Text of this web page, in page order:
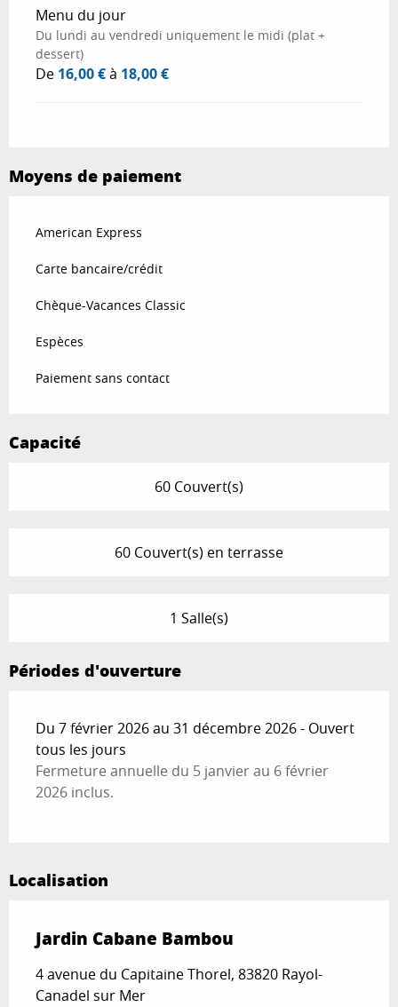
Menu du jour
Du lundi au vendredi uniquement le midi (plat +
dessert)
De 16,00 €à 18,00 €
Moyens de paiement
American Express
Carte bancaire/crédit
Chèque-Vacances Classic
Espèces
Paiement sans contact
Capacité
60 Couvert(s)
60 Couvert(s) en terrasse
1 Salle(s)
Périodes d'ouverture
Du 7 février 2026 au 31 décembre 2026 - Ouvert
tous les jours
Fermeture annuelle du 5 janvier au 6 février
2026 inclus.
Localisation
Jardin Cabane Bambou
4 avenue du Capitaine Thorel, 83820 Rayol-
Canadel sur Mer